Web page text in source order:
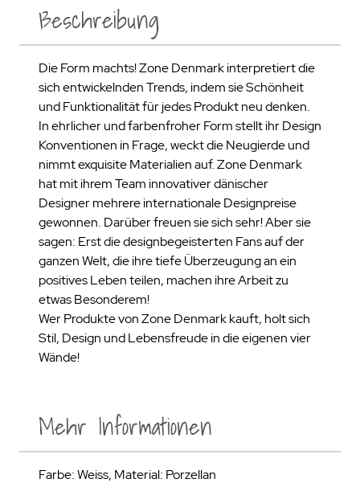
Beschreibung
Die Form machts! Zone Denmark interpretiert die
sich entwickelnden Trends, indem sie Schönheit
und Funktionalität für jedes Produkt neu denken.
In ehrlicher und farbenfroher Form stellt ihr Design
Konventionen in Frage, weckt die Neugierde und
nimmt exquisite Materialien auf. Zone Denmark
hat mit ihrem Team innovativer dänischer
Designer mehrere internationale Designpreise
gewonnen. Darüber freuen sie sich sehr! Aber sie
sagen: Erst die designbegeisterten Fans auf der
ganzen Welt, die ihre tiefe Überzeugung an ein
positives Leben teilen, machen ihre Arbeit zu
etwas Besonderem!
Wer Produkte von Zone Denmark kauft, holt sich
Stil, Design und Lebensfreude in die eigenen vier
Wände!
Mehr Informationen
Farbe: Weiss, Material: Porzellan